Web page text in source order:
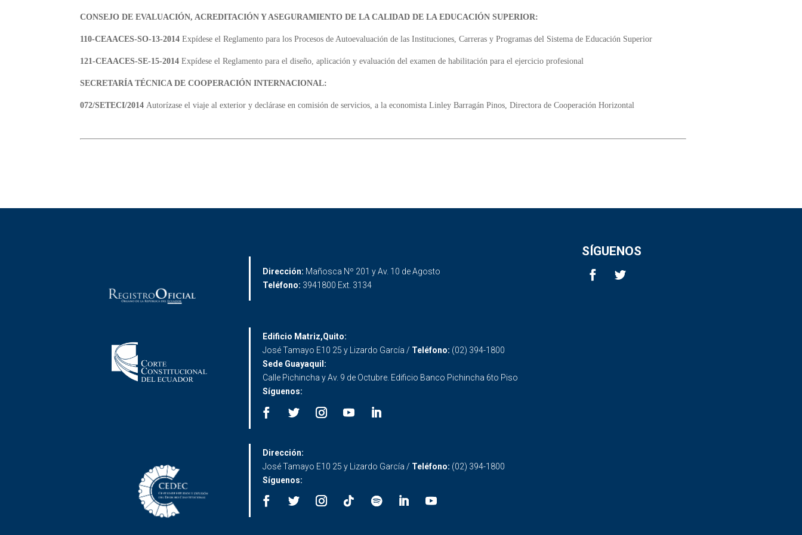
CONSEJO DE EVALUACIÓN, ACREDITACIÓN Y ASEGURAMIENTO DE LA CALIDAD DE LA EDUCACIÓN SUPERIOR:
110-CEAACES-SO-13-2014Expídese el Reglamento para los Procesos de Autoevaluación de las Instituciones, Carreras y Programas del Sistema de Educación Superior
121-CEAACES-SE-15-2014Expídese el Reglamento para el diseño, aplicación y evaluación del examen de habilitación para el ejercicio profesional
SECRETARÍA TÉCNICA DE COOPERACIÓN INTERNACIONAL:
072/SETECI/2014Autorízase el viaje al exterior y declárase en comisión de servicios, a la economista Linley Barragán Pinos, Directora de Cooperación Horizontal
Dirección: Mañosca Nº 201 y Av. 10 de Agosto
Teléfono: 3941800 Ext. 3134
SÍGUENOS
Edificio Matriz,Quito:
José Tamayo E10 25 y Lizardo García / Teléfono: (02) 394-1800
Sede Guayaquil:
Calle Pichincha y Av. 9 de Octubre. Edificio Banco Pichincha 6to Piso
Síguenos:
Dirección:
José Tamayo E10 25 y Lizardo García / Teléfono: (02) 394-1800
Síguenos: